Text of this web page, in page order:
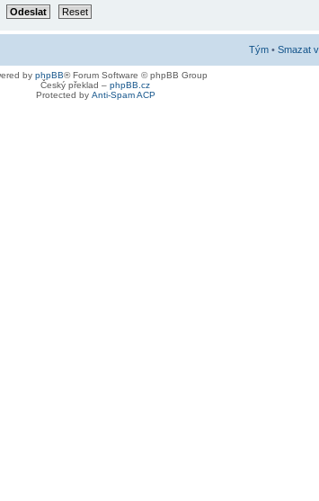
Tým• Smazat
by phpBB® Forum Software © phpBB Group
Český překlad – phpBB.cz
Protected by Anti-Spam ACP